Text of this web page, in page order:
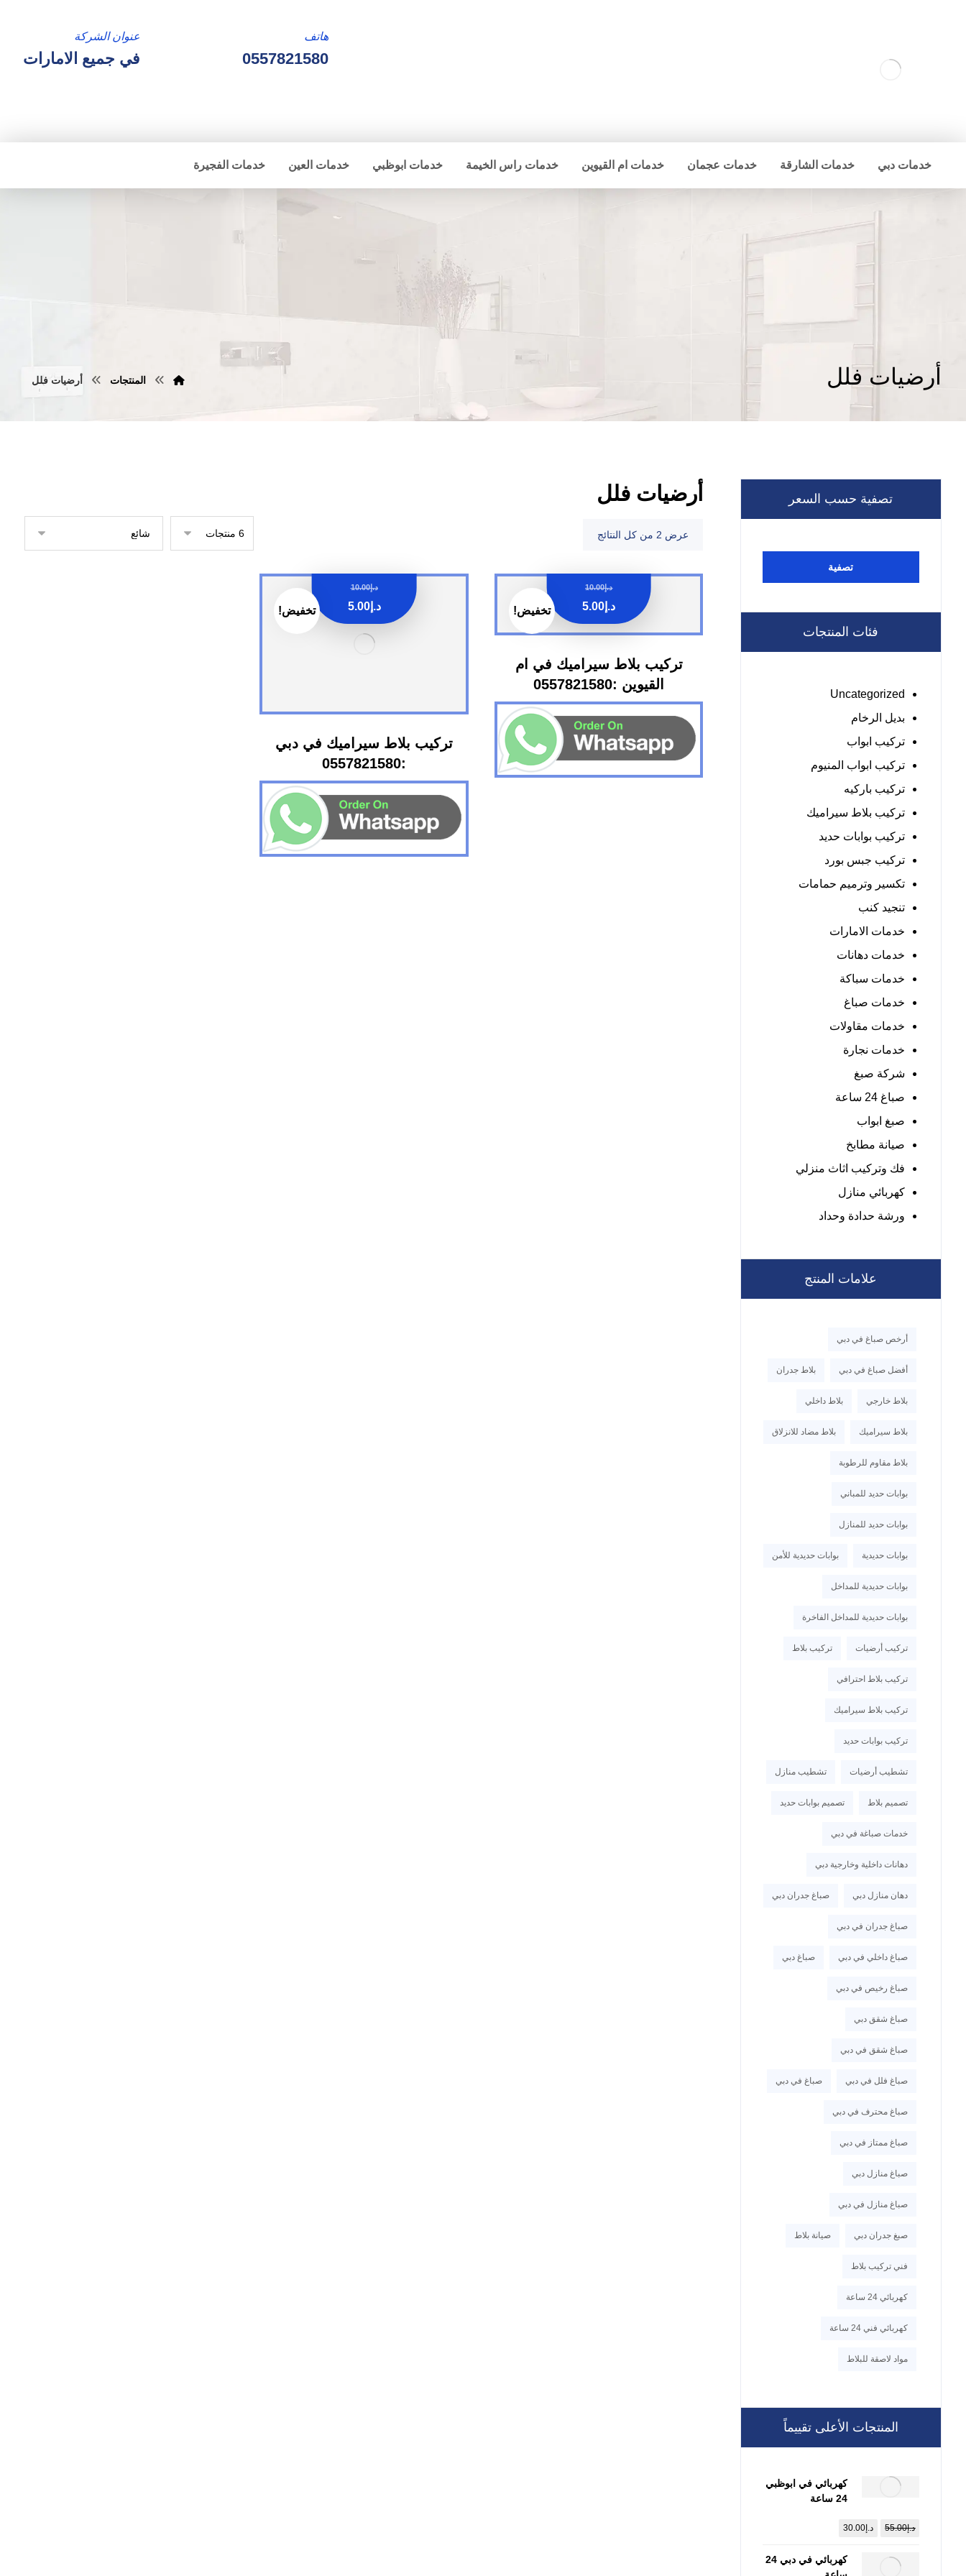
عنوان الشركة
في جميع الامارات
هاتف
0557821580
خدمات دبي خدمات الشارقة خدمات عجمان خدمات ام القيوين خدمات راس الخيمة خدمات ابوظبي خدمات العين خدمات الفجيرة
أرضيات فلل المنتجات أرضيات فلل
أرضيات فلل
عرض ⁦2⁩ من كل النتائج
تخفيض!
تركيب بلاط سيراميك في ام
القيوين :0557821580
د.إ10.00
د.إ 5.00 تخفيض!
تركيب بلاط سيراميك في دبي
:0557821580
د.إ10.00
د.إ5.00
تصفية حسب السعر
تصفية
فئات المنتجات
Uncategorized
بديل الرخام
تركيب ابواب
تركيب ابواب المنيوم
تركيب باركيه
تركيب بلاط سيراميك
تركيب بوابات حديد
تركيب جبس بورد
تكسير وترميم حمامات
تنجيد كنب
خدمات الامارات
خدمات دهانات
خدمات سباكة
خدمات صباغ
خدمات مقاولات
خدمات نجارة
شركة صبغ
صباغ 24 ساعة
صبغ ابواب
صيانة مطابخ
فك وتركيب اثاث منزلي
كهربائي منازل
ورشة حدادة وحداد
علامات المنتج
أرخص صباغ في دبي
أفضل صباغ في دبي بلاط جدران
بلاط خارجي بلاط داخلي
بلاط سيراميك بلاط مضاد للانزلاق
بلاط مقاوم للرطوبة
بوابات حديد للمباني
بوابات حديد للمنازل
بوابات حديدية بوابات حديدية للأمن
بوابات حديدية للمداخل
بوابات حديدية للمداخل الفاخرة
تركيب أرضيات تركيب بلاط
تركيب بلاط احترافي
تركيب بلاط سيراميك
تركيب بوابات حديد
تشطيب أرضيات تشطيب منازل
تصميم بلاط تصميم بوابات حديد
خدمات صباغة في دبي
دهانات داخلية وخارجية دبي
دهان منازل دبي صباغ جدران دبي
صباغ جدران في دبي
صباغ داخلي في دبي صباغ دبي
صباغ رخيص في دبي
صباغ شقق دبي
صباغ شقق في دبي
صباغ فلل في دبي صباغ في دبي
صباغ محترف في دبي
صباغ ممتاز في دبي
صباغ منازل دبي
صباغ منازل في دبي
صبغ جدران دبي صيانة بلاط
فني تركيب بلاط
كهربائي 24 ساعة
كهربائي فني 24 ساعة
مواد لاصقة للبلاط
المنتجات الأعلى تقييماً
كهربائي في ابوظبي
24 ساعة
د.إ55.00 د.إ 30.00
كهربائي في دبي 24